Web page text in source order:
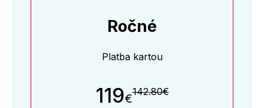
Ročné
Platba kartou
119€142.80€